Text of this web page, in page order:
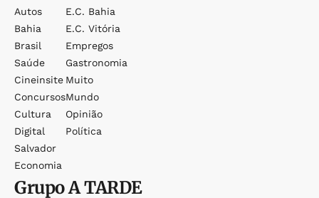
Autos
Bahia
Brasil
Saúde
Cineinsite
Concursos
Cultura
Digital
Salvador
Economia
E.c. Bahia
E.c. Vitória
Empregos
Gastronomia
Muito
Mundo
Opinião
Política
GrupoA TARDE